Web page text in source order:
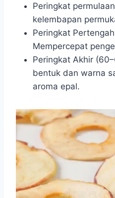
Peringkat
kelembapan
Peringkat
Mempercepat
Peringkat Akhir
bentuk dan warna
aroma epal.